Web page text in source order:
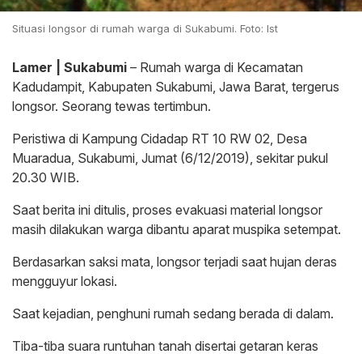
Situasi longsor di rumah warga di Sukabumi. Foto: Ist
Lamer | Sukabumi – Rumah warga di Kecamatan
Kadudampit, Kabupaten Sukabumi, Jawa Barat, tergerus
longsor. Seorang tewas tertimbun.
Peristiwa di Kampung Cidadap RT 10 RW 02, Desa
Muaradua, Sukabumi, Jumat (6/12/2019), sekitar pukul
20.30 WIB.
Saat berita ini ditulis, proses evakuasi material longsor
masih dilakukan warga dibantu aparat muspika setempat.
Berdasarkan saksi mata, longsor terjadi saat hujan deras
mengguyur lokasi.
Saat kejadian, penghuni rumah sedang berada di dalam.
Tiba-tiba suara runtuhan tanah disertai getaran keras